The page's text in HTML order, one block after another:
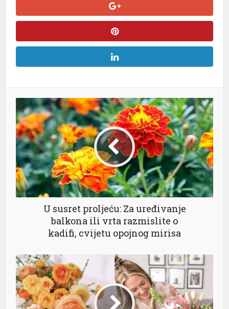
U susret proljeću: Za uređivanje
balkona ili vrta razmislite o
kadifi, cvijetu opojnog mirisa